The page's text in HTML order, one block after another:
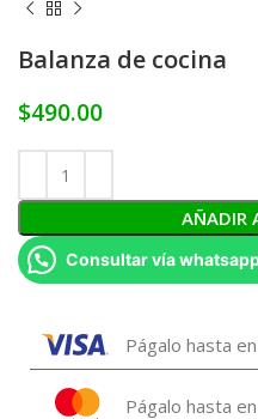
Balanza de cocina
$490.00
AÑADIR
Consultar vía
Págalo hasta en
Págalo hasta en